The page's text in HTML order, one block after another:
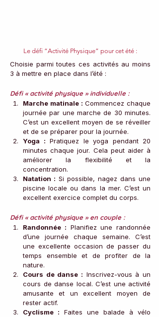
Le défi “Activité Physique” pour cet été :
Choisie parmi toutes ces activités au moins
3 à mettre en place dans l’été :
Défi « activité physique » individuelle :
Marche matinale : Commencez chaque
journée par une marche de 30 minutes.
C’est un excellent moyen de se réveiller
et de se préparer pour la journée.
Yoga : Pratiquez le yoga pendant 20
minutes chaque jour. Cela peut aider à
améliorer la flexibilité et la
concentration.
Natation : Si possible, nagez dans une
piscine locale ou dans la mer. C’est un
excellent exercice complet du corps.
Défi « activité physique » en couple :
Randonnée : Planifiez une randonnée
d’une journée chaque semaine. C’est
une excellente occasion de passer du
temps ensemble et de profiter de la
nature.
Cours de danse : Inscrivez-vous à un
cours de danse local. C’est une activité
amusante et un excellent moyen de
rester actif.
Cyclisme : Faites une balade à vélo